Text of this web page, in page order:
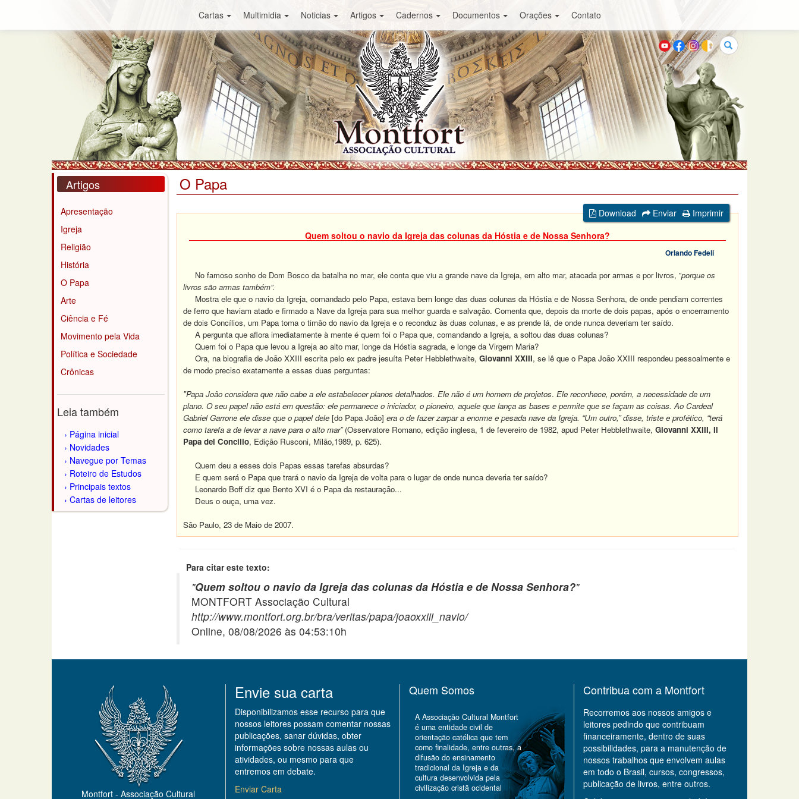
Cartas Multimidia Noticias Artigos Cadernos Documentos Orações Contato
Buscar
Artigos
Apresentação
Igreja
Religião
História
O Papa
Arte
Ciência e Fé
Movimento pela Vida
Política e Sociedade
Crônicas
Leia também
Página inicial
Novidades
Navegue por Temas
Roteiro de Estudos
Principais textos
Cartas de leitores
O Papa
Download Enviar
Imprimir
Quem soltou o navio da Igreja das colunas da Hóstia e de Nossa Senhora?
Orlando Fedeli
No famoso sonho de Dom Bosco da batalha no mar, ele conta que viu a grande nave da Igreja, em alto mar, atacada por armas e por livros, ”porque os
livros são armas também”.
Mostra ele que o navio da Igreja, comandado pelo Papa, estava bem longe das duas colunas da Hóstia e de Nossa Senhora, de onde pendiam correntes
de ferro que haviam atado e firmado a Nave da Igreja para sua melhor guarda e salvação. Comenta que, depois da morte de dois papas, após o encerramento
de dois Concílios, um Papa toma o timão do navio da Igreja e o reconduz às duas colunas, e as prende lá, de onde nunca deveriam ter saído.
A pergunta que aflora imediatamente à mente é quem foi o Papa que, comandando a Igreja, a soltou das duas colunas?
Quem foi o Papa que levou a Igreja ao alto mar, longe da Hóstia sagrada, e longe da Virgem Maria?
Ora, na biografia de João XXIII escrita pelo ex padre jesuíta Peter Hebblethwaite, Giovanni XXIII, se lê que o Papa João XXIII respondeu pessoalmente e
de modo preciso exatamente a essas duas perguntas:
"Papa João considera que não cabe a ele estabelecer planos detalhados. Ele não é um homem de projetos. Ele reconhece, porém, a necessidade de um
plano. O seu papel não está em questão: ele permanece o iniciador, o pioneiro, aquele que lança as bases e permite que se façam as coisas. Ao Cardeal
Gabriel Garrone ele disse que o papel dele [do Papa João] era o de fazer zarpar a enorme e pesada nave da Igreja. “Um outro,” disse, triste e profético, “terá
como tarefa a de levar a nave para o alto mar”(Osservatore Romano, edição inglesa, 1 de fevereiro de 1982, apud Peter Hebblethwaite, Giovanni XXIII, Il
Papa del Concilio, Edição Rusconi, Milão,1989, p. 625).
Quem deu a esses dois Papas essas tarefas absurdas?
E quem será o Papa que trará o navio da Igreja de volta para o lugar de onde nunca deveria ter saído?
Leonardo Boff diz que Bento XVI é o Papa da restauração...
Deus o ouça, uma vez.
São Paulo, 23 de Maio de 2007.
Para citar este texto:
"Quem soltou o navio da Igreja das colunas da Hóstia e de Nossa Senhora?"
MONTFORT Associação Cultural
http://www.montfort.org.br/bra/veritas/papa/joaoxxiii_navio/
Online, 08/08/2026 às 04:53:10h
Montfort - Associação Cultural
Envie sua carta
Disponibilizamos esse recurso para que
nossos leitores possam comentar nossas
publicações, sanar dúvidas, obter
informações sobre nossas aulas ou
atividades, ou mesmo para que
entremos em debate.
Enviar Carta
Quem Somos
A Associação Cultural Montfort
é uma entidade civil de
orientação católica que tem
como finalidade, entre outras, a
difusão do ensinamento
tradicional da Igreja e da
cultura desenvolvida pela
civilização cristã ocidental
Contribua com a Montfort
Recorremos aos nossos amigos e
leitores pedindo que contribuam
financeiramente, dentro de suas
possibilidades, para a manutenção de
nossos trabalhos que envolvem aulas
em todo o Brasil, cursos, congressos,
publicação de livros, entre outros.